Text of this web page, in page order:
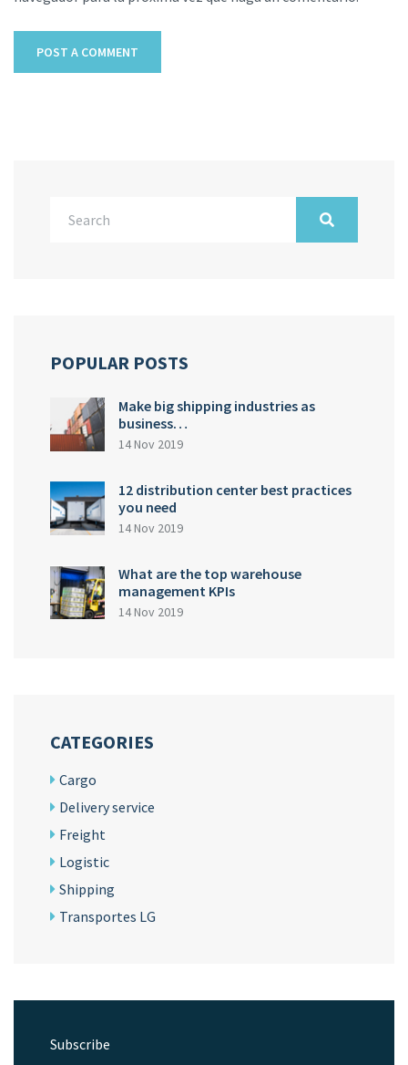
POPULAR POSTS
Make big shipping industries as
business…
14 Nov 2019
12 distribution center best practices
you need
14 Nov 2019
What are the top warehouse
management KPIs
14 Nov 2019
CATEGORIES
Cargo
Delivery service
Freight
Logistic
Shipping
Transportes LG
Subscribe